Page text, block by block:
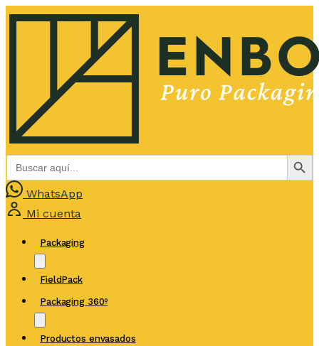
Buscar: Botón de
WhatsApp
Mi cuenta
Packaging
FieldPack
Packaging 360º
Productos envasados